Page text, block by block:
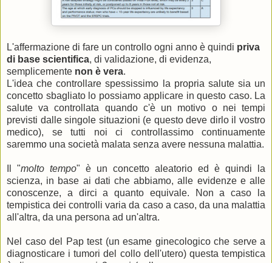
L'affermazione di fare un controllo ogni anno è quindi priva
di base scientifica, di validazione, di evidenza,
semplicemente non è vera.
L'idea che controllare spessissimo la propria salute sia un
concetto sbagliato lo possiamo applicare in questo caso. La
salute va controllata quando c'è un motivo o nei tempi
previsti dalle singole situazioni (e questo deve dirlo il vostro
medico), se tutti noi ci controllassimo continuamente
saremmo una società malata senza avere nessuna malattia.
Il "molto tempo" è un concetto aleatorio ed è quindi la
scienza, in base ai dati che abbiamo, alle evidenze e alle
conoscenze, a dirci a quanto equivale. Non a caso la
tempistica dei controlli varia da caso a caso, da una malattia
all'altra, da una persona ad un'altra.
Nel caso del Pap test (un esame ginecologico che serve a
diagnosticare i tumori del collo dell'utero) questa tempistica